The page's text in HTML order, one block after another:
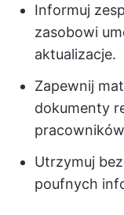
Informuj
zasobowi
aktualizacje.
Zapewnij
dokumenty
Utrzymuj
poufnych